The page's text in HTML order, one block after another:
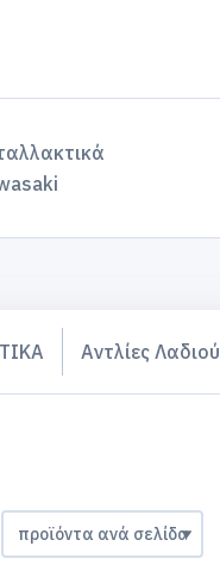
Αντλίες Λαδιού